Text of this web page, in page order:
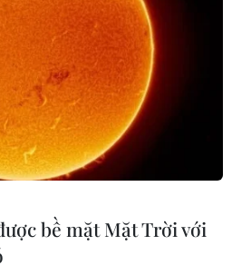
hôm nay 19/3: Việt
3), Đội tuyển Việt Nam sẽ có
tuyển Campuchia trên sân Gò
loại Asian Cup.
bề mặt Mặt Trời với